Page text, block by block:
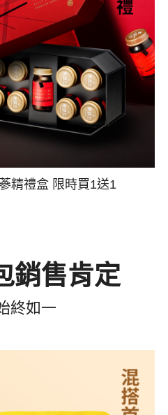
精禮盒 限時買1送1
銷售肯定
終如一